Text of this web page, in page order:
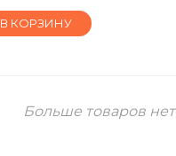
В КОРЗИНУ
Больше товаров нет